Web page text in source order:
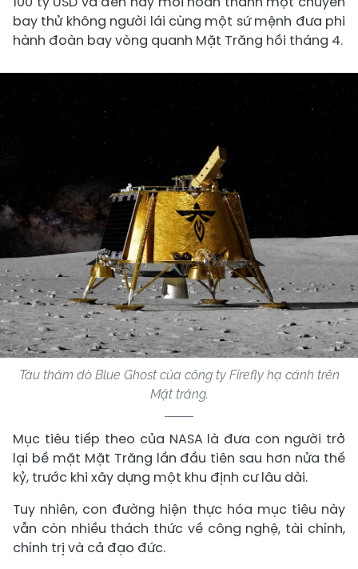
bay thử không người lái cùng một sứ mệnh đưa phi
hành đoàn bay vòng quanh Mặt Trăng hồi tháng 4.
Tàu thăm dò Blue Ghost của công ty Firefly hạ cánh trên
Mặt trăng.
Mục tiêu tiếp theo của NASA là đưa con người trở
lại bề mặt Mặt Trăng lần đầu tiên sau hơn nửa thế
kỷ, trước khi xây dựng một khu định cư lâu dài.
Tuy nhiên, con đường hiện thực hóa mục tiêu này
vẫn còn nhiều thách thức về công nghệ, tài chính,
chính trị và cả đạo đức.